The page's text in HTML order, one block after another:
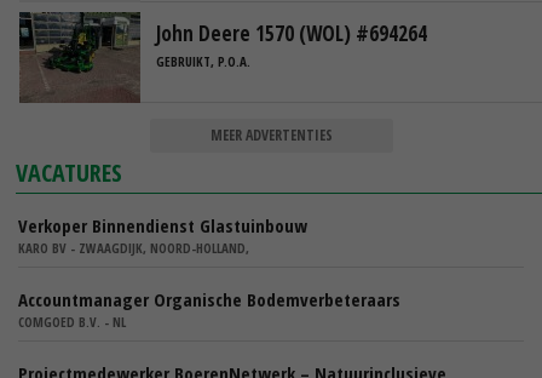
John Deere 1570 (WOL) #694264
GEBRUIKT, P.O.A.
MEER ADVERTENTIES
VACATURES
Verkoper Binnendienst Glastuinbouw
KARO BV - ZWAAGDIJK, NOORD-HOLLAND,
Accountmanager Organische Bodemverbeteraars
COMGOED B.V. - NL